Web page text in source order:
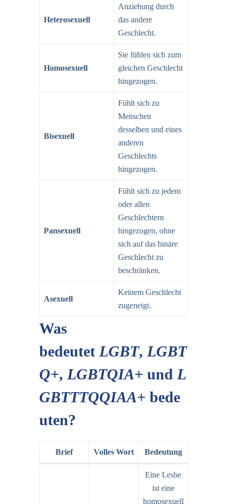
Heterosexuell
Anziehung durch
das andere
Geschlecht.
Homosexuell
Sie fühlen sich zum
gleichen Geschlecht
hingezogen.
Bisexuell
Fühlt sich zu
Menschen
desselben und eines
anderen
Geschlechts
hingezogen.
Pansexuell
Fühlt sich zu jedem
oder allen
Geschlechtern
hingezogen, ohne
sich auf das binäre
Geschlecht zu
beschränken.
Asexuell
Keinem Geschlecht
zugeneigt.
Was
bedeutetLGBT,LGBT
Q+,LGBTQIA+ undL
GBTTTQQIAA+ bede
uten?
Brief Volles Wort Bedeutung
Eine Lesbe
ist eine
homosexuell